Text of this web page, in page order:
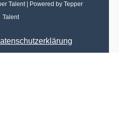
Talent | Powered by Tepper
Talent